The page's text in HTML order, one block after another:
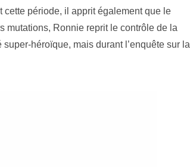
période, il apprit également que le
mutations, Ronnie reprit le contrôle de la
héroïque, mais durant l’enquête sur la